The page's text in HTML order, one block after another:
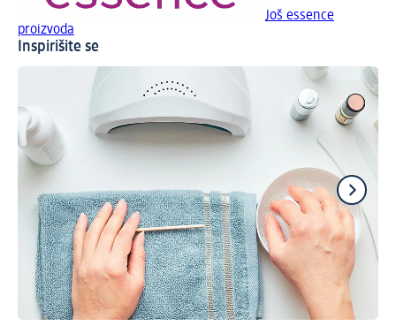
Još essence
proizvoda
Inspirišite se